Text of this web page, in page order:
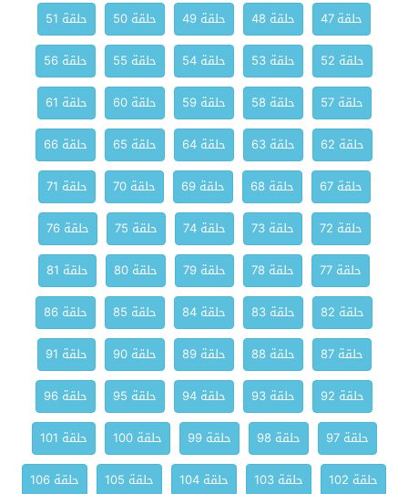
حلقة 47
حلقة 48 حلقة 49 حلقة 50
حلقة 51
حلقة 52
حلقة 53 حلقة 54 حلقة 55
حلقة 56
حلقة 57
حلقة 58 حلقة 59 حلقة 60
حلقة 61
حلقة 62
حلقة 63 حلقة 64 حلقة 65
حلقة 66
حلقة 67
حلقة 68 حلقة 69 حلقة 70
حلقة 71
حلقة 72
حلقة 73 حلقة 74 حلقة 75
حلقة 76
حلقة 77
حلقة 78 حلقة 79 حلقة 80
حلقة 81
حلقة 82
حلقة 83 حلقة 84 حلقة 85
حلقة 86
حلقة 87
حلقة 88 حلقة 89 حلقة 90
حلقة 91
حلقة 92
حلقة 93 حلقة 94 حلقة 95
حلقة 96
حلقة 97
حلقة 98 حلقة 99 حلقة 100
حلقة 101
حلقة 102
حلقة 103 حلقة 104 حلقة 105
حلقة 106